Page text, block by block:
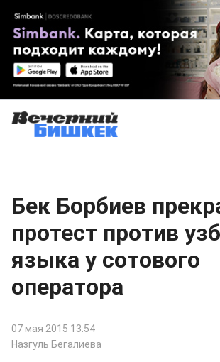
Бек Борбиев
протест против
языка у сотового
оператора
07 мая 2015 13:54
Назгуль Бегалиева